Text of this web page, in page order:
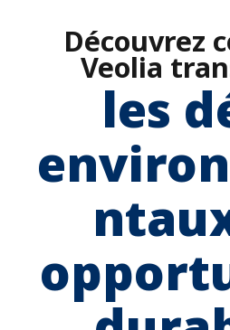
Découvrez
Veolia
les